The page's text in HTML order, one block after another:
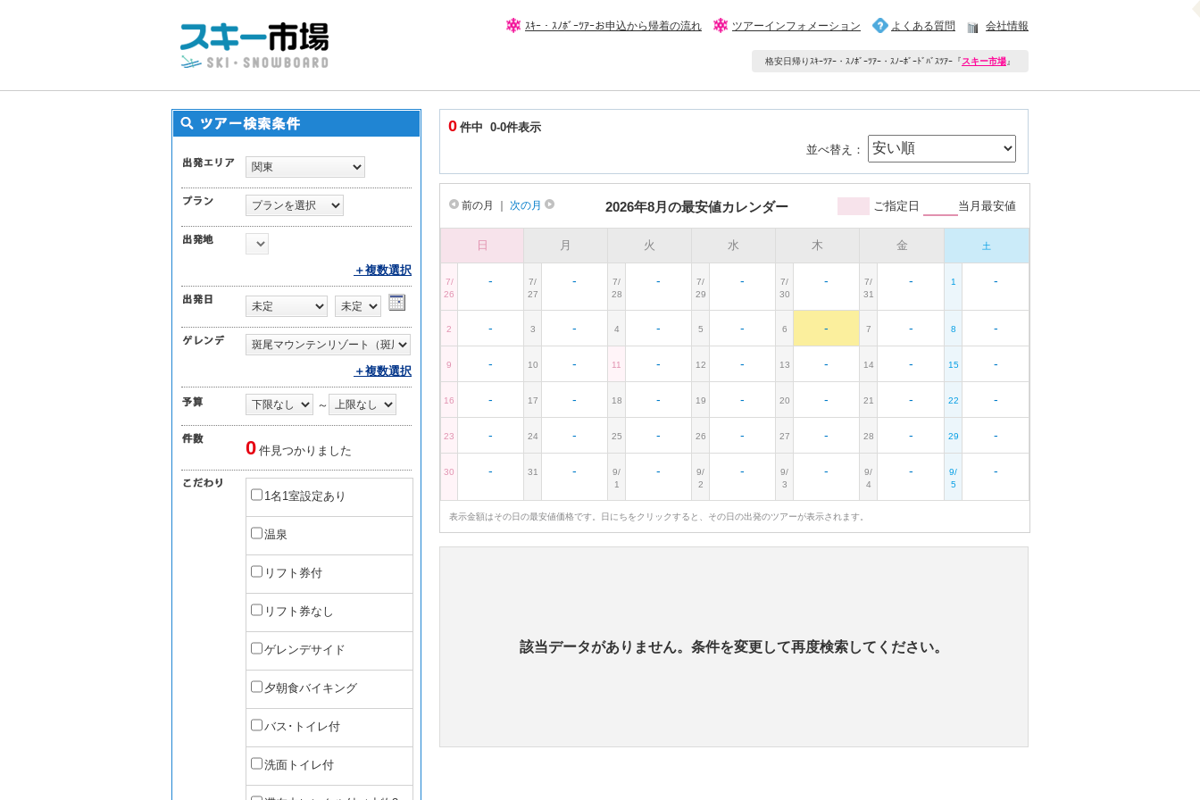
ｽｷｰ・ｽﾉﾎﾞｰﾂｱｰお申込から帰着の流れ ツアーインフォメーション よくある質問 会社情報
格安日帰りｽｷｰﾂｱｰ・ｽﾉﾎﾞｰﾂｱｰ・ｽﾉｰﾎﾞｰﾄﾞﾊﾞｽﾂｱｰ 『スキー市場』
＋複数選択
＋複数選択
～
0 件見つかりました
1名1室設定あり
温泉
リフト券付
リフト券なし
ゲレンデサイド
夕朝食バイキング
バス･トイレ付
洗面トイレ付
0 件中 0-0件表示
並べ替え：
前の月 次の月 2026年8月の最安値カレンダー ご指定日 当月最安値
日 月 火 水 木 金 土
7/
26
-
7/
27
-
7/
28
-
7/
29
-
7/
30
-
7/
31
- 1 -
2 - 3 - 4 - 5 - 6 - 7 - 8 -
9 - 10 - 11 - 12 - 13 - 14 - 15 -
16 - 17 - 18 - 19 - 20 - 21 - 22 -
23 - 24 - 25 - 26 - 27 - 28 - 29 -
30 - 31 -
9/
1
-
9/
2
-
9/
3
-
9/
4
-
9/
5
-
表示金額はその日の最安値価格です。日にちをクリックすると、その日の出発のツアーが表示されます。
該当データがありません。条件を変更して再度検索してください。